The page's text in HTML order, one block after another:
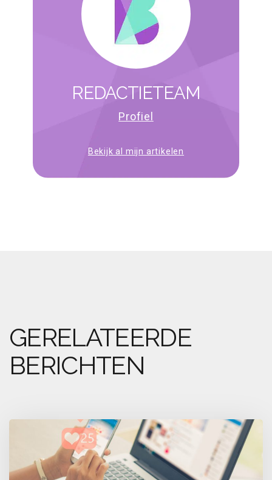
REDACTIETEAM
Profiel
Bekijk al mijn artikelen
GERELATEERDE
BERICHTEN